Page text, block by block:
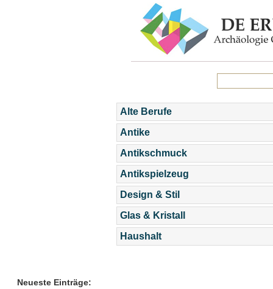
Alte Berufe
Antike
Antikschmuck
Antikspielzeug
Design & Stil
Glas & Kristall
Haushalt
Neueste Einträge: